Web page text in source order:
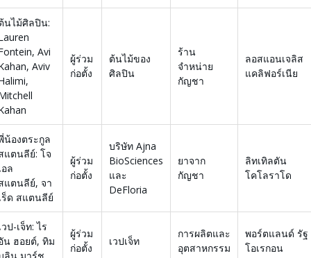
นไม้ศิลปิน:
Avi
Aviv
ผู้ร่วม
ก่อตั้ง
ต้นไม้ของ
ศิลปิน
ร้าน
จำหน่าย
กัญชา
ลอสแอนเจลิส
แคลิฟอร์เนีย
น้องตระกูล
แตนลีย์: โจ
อล
แตนลีย์, จา
ร็ด สแตนลีย์
ผู้ร่วม
ก่อตั้ง
บริษัท Ajna
BioSciences
และ
DeFloria
ยาจาก
กัญชา
ลิทเทิลตัน
โคโลราโด
วป-เจ็ท: ไร
น ฮอยต์, ทิม
ผู้ร่วม
ก่อตั้ง
เวปเจ็ท
การผลิตและ
อุตสาหกรรม
พอร์ตแลนด์ รัฐ
โอเรกอน